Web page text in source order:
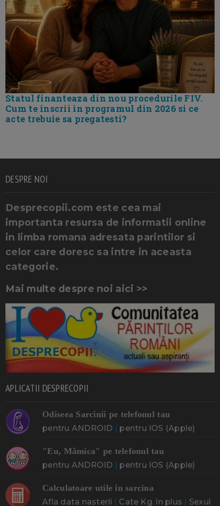
Statul finanteaza din nou procedurile FIV.
Cum te inscrii in programul din 2026 si ce
acte trebuie sa pregatesti?
DESPRE NOI
Desprecopii.com este cea mai
importanta resursa de informatii online
in limba romana adresata parintilor si
celor care doresc sa intre in aceasta
categorie.
Mai multe despre noi aici >>
APLICATII DESPRECOPII
Odiseea Sarcinii pe telefonul tau
pentru ANDROID pentru IOS (Apple)
"Eu, Mămica" pe telefonul tau
pentru ANDROID pentru IOS (Apple)
Calculatoare utile in sarcina
Afla data nasterii Cate Kg. in plus
Sexul